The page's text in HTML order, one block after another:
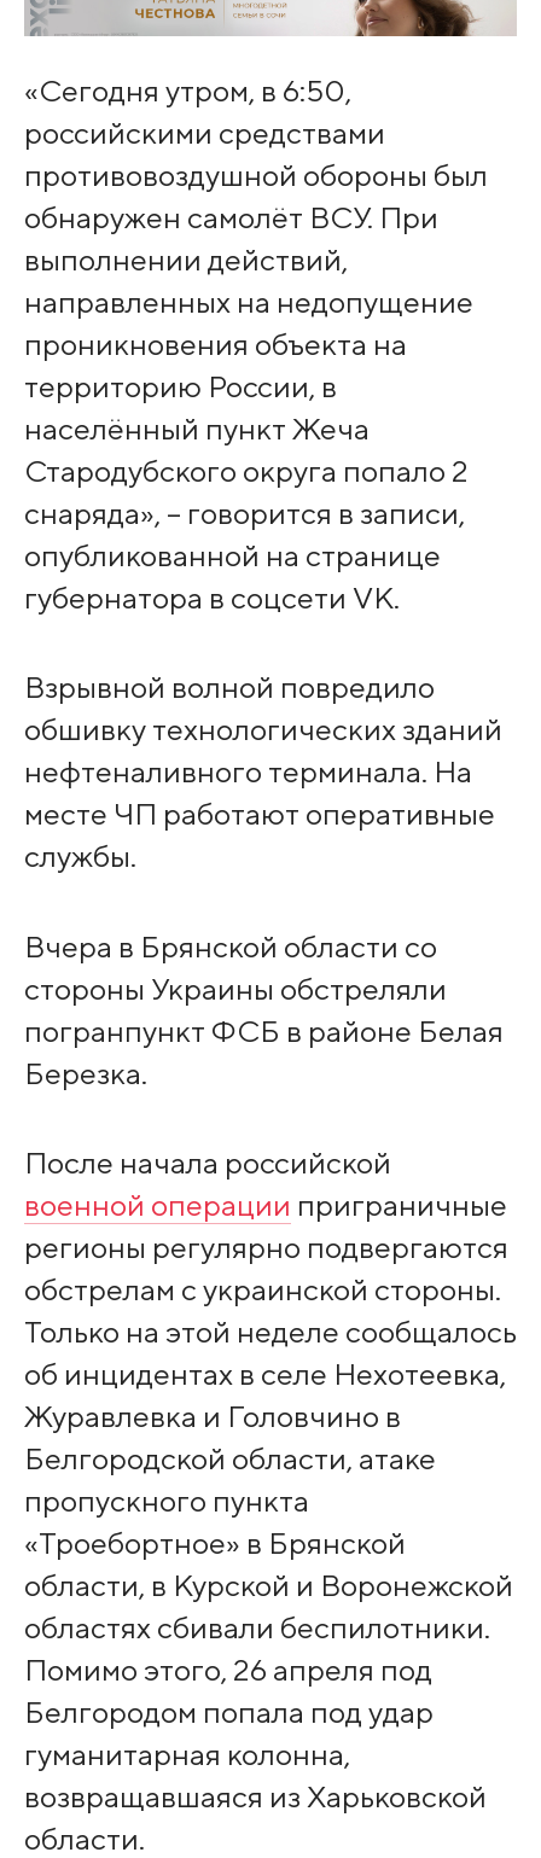
«Сегодня утром, в 6:50,
российскими средствами
противовоздушной обороны был
обнаружен самолёт ВСУ. При
выполнении действий,
направленных на недопущение
проникновения объекта на
территорию России, в
населённый пункт Жеча
Стародубского округа попало 2
снаряда», – говорится в записи,
опубликованной на странице
губернатора в соцсети VK.
Взрывной волной повредило
обшивку технологических зданий
нефтеналивного терминала. На
месте ЧП работают оперативные
службы.
Вчера в Брянской области со
стороны Украины обстреляли
погранпункт ФСБ в районе Белая
Березка.
После начала российской
военной операции приграничные
регионы регулярно подвергаются
обстрелам с украинской стороны.
Только на этой неделе сообщалось
об инцидентах в селе Нехотеевка,
Журавлевка и Головчино в
Белгородской области, атаке
пропускного пункта
«Троебортное» в Брянской
области, в Курской и Воронежской
областях сбивали беспилотники.
Помимо этого, 26 апреля под
Белгородом попала под удар
гуманитарная колонна,
возвращавшаяся из Харьковской
области.